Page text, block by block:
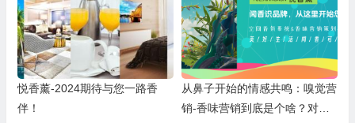
悦香薰-2024期待与您一路香
伴！
从鼻子开始的情感共鸣：嗅觉营
销-香味营销到底是个啥？对品